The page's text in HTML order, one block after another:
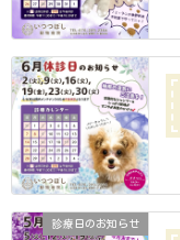
診療日のお知らせ